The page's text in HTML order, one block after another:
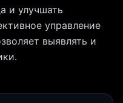
и улучшать
управление
выявлять и